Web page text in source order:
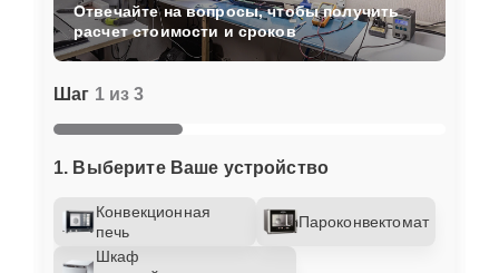
Шаг 1 из 3
1. Выберите Ваше устройство
Конвекционная
печь
Пароконвектомат
Шкаф
Отвечайте на вопросы, чтобы получить
расчет стоимости и сроков